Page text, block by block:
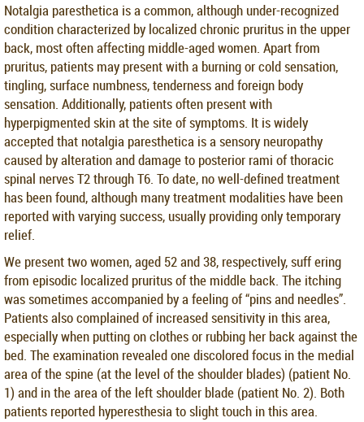
Notalgia paresthetica is a common, although under-recognized
condition characterized by localized chronic pruritus in the upper
back, most often affecting middle-aged women. Apart from
pruritus, patients may present with a burning or cold sensation,
tingling, surface numbness, tenderness and foreign body
sensation. Additionally, patients often present with
hyperpigmented skin at the site of symptoms. It is widely
accepted that notalgia paresthetica is a sensory neuropathy
caused by alteration and damage to posterior rami of thoracic
spinal nerves T2 through T6. To date, no well-defined treatment
has been found, although many treatment modalities have been
reported with varying success, usually providing only temporary
relief.
We present two women, aged 52 and 38, respectively, suff ering
from episodic localized pruritus of the middle back. The itching
was sometimes accompanied by a feeling of “pins and needles”.
Patients also complained of increased sensitivity in this area,
especially when putting on clothes or rubbing her back against the
bed. The examination revealed one discolored focus in the medial
area of the spine (at the level of the shoulder blades) (patient No.
1) and in the area of the left shoulder blade (patient No. 2). Both
patients reported hyperesthesia to slight touch in this area.